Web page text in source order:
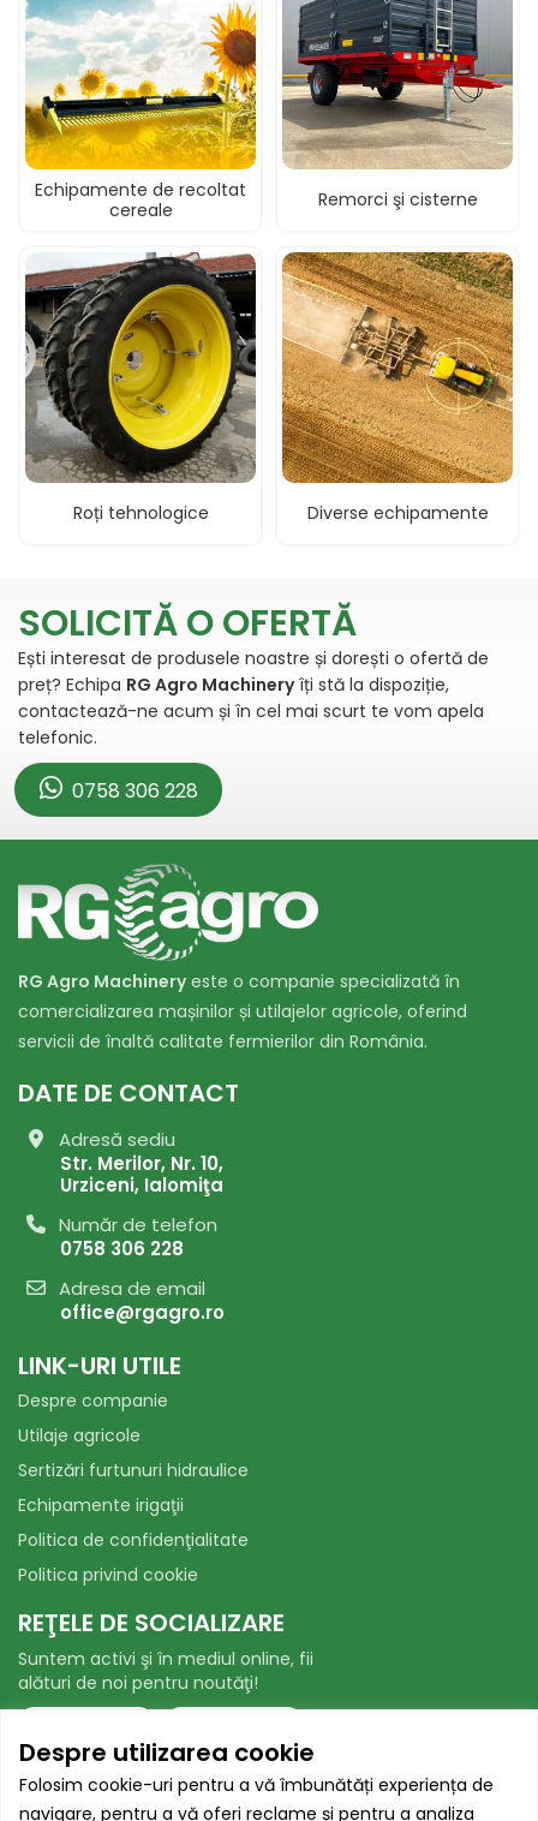
Despre utilizarea cookie
Folosim cookie-uri pentru a vă îmbunătăți experiența de
navigare, pentru a vă oferi reclame și pentru a analiza
Echipamente de recoltat
cereale
Remorci şi cisterne
Roți tehnologice Diverse echipamente
SOLICITĂ O OFERTĂ
Ești interesat de produsele noastre și dorești o ofertă de
preț? Echipa RG Agro Machineryîți stă la dispoziție,
contactează-ne acum și în cel mai scurt te vom apela
telefonic.
0758 306 228
RG Agro Machineryeste o companie specializată în
comercializarea mașinilor și utilajelor agricole, oferind
servicii de înaltă calitate fermierilor din România.
DATE DE CONTACT
Adresă sediu
Str. Merilor, Nr. 10,
Urziceni, Ialomiţa
Număr de telefon
0758 306 228
Adresa de email
office@rgagro.ro
LINK-URI UTILE
Despre companie
Utilaje agricole
Sertizări furtunuri hidraulice
Echipamente irigaţii
Politica de confidenţialitate
Politica privind cookie
REŢELE DE SOCIALIZARE
Suntem activi şi în mediul online, fii
alături de noi pentru noutăţi!
AUTORITATEA NAȚIONALĂ PENTRU
PROTECȚIA CONSUMATORILOR